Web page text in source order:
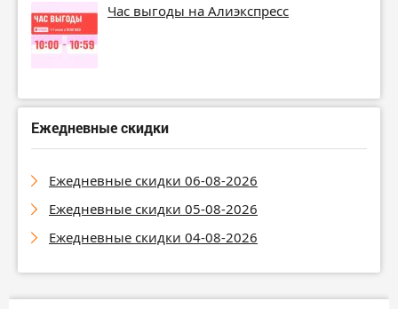
Час выгоды на Алиэкспресс
Ежедневные скидки
Ежедневные скидки 06-08-2026
Ежедневные скидки 05-08-2026
Ежедневные скидки 04-08-2026